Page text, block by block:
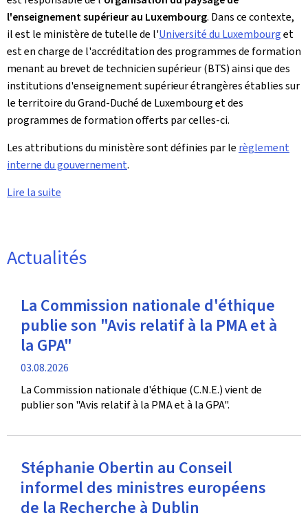
l'enseignement supérieur au Luxembourg. Dans ce contexte,
il est le ministère de tutelle de l'Université du Luxembourget
est en charge de l'accréditation des programmes de formation
menant au brevet de technicien supérieur (BTS) ainsi que des
institutions d'enseignement supérieur étrangères établies sur
le territoire du Grand-Duché de Luxembourg et des
programmes de formation offerts par celles-ci.
Les attributions du ministère sont définies par le règlement
interne du gouvernement.
Lire la suite
Actualités
La Commission nationale d'éthique
publie son "Avis relatif à la PMA et à
la GPA"
date
de
publication
03.08.2026
La Commission nationale d'éthique (C.N.E.) vient de
publier son "Avis relatif à la PMA et à la GPA".
Stéphanie Obertin au Conseil
informel des ministres européens
de la Recherche à Dublin